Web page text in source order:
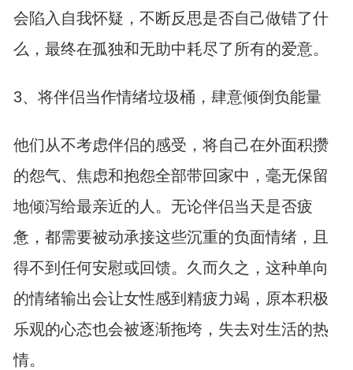
会陷入自我怀疑，不断反思是否自己做错了什
么，最终在孤独和无助中耗尽了所有的爱意。
3、将伴侣当作情绪垃圾桶，肆意倾倒负能量
他们从不考虑伴侣的感受，将自己在外面积攒
的怨气、焦虑和抱怨全部带回家中，毫无保留
地倾泻给最亲近的人。无论伴侣当天是否疲
惫，都需要被动承接这些沉重的负面情绪，且
得不到任何安慰或回馈。久而久之，这种单向
的情绪输出会让女性感到精疲力竭，原本积极
乐观的心态也会被逐渐拖垮，失去对生活的热
情。